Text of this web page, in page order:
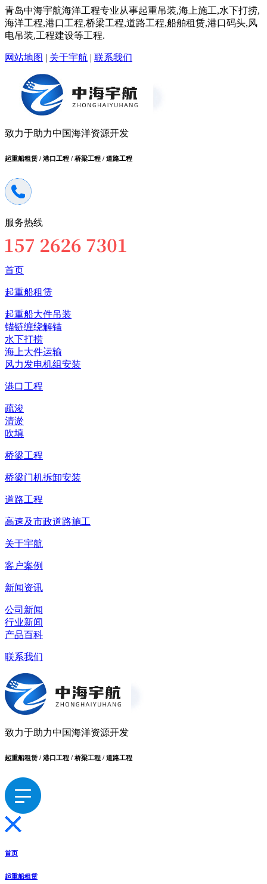
青岛中海宇航海洋工程专业从事起重吊装,海上施工,水下打捞,
海洋工程,港口工程,桥梁工程,道路工程,船舶租赁,港口码头,风
电吊装,工程建设等工程.
网站地图 | 关于宇航 | 联系我们
致力于助力中国海洋资源开发
起重船租赁 / 港口工程 / 桥梁工程 / 道路工程
服务热线
首页
起重船租赁
起重船大件吊装
锚链缠绕解锚
水下打捞
海上大件运输
风力发电机组安装
港口工程
疏浚
清淤
吹填
桥梁工程
桥梁门机拆卸安装
道路工程
高速及市政道路施工
关于宇航
客户案例
新闻资讯
公司新闻
行业新闻
产品百科
联系我们
致力于助力中国海洋资源开发
起重船租赁 / 港口工程 / 桥梁工程 / 道路工程
首页
起重船租赁